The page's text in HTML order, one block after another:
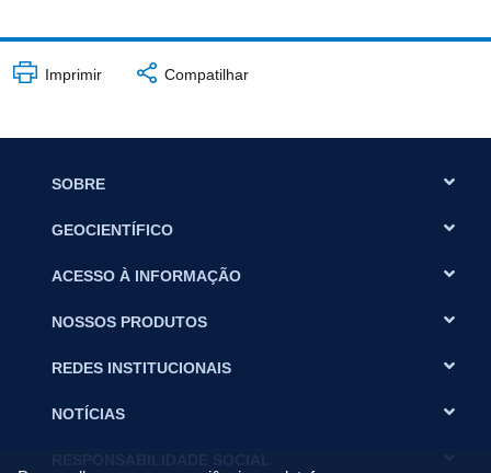
Imprimir Compatilhar
SOBRE
GEOCIENTÍFICO
ACESSO À INFORMAÇÃO
NOSSOS PRODUTOS
REDES INSTITUCIONAIS
NOTÍCIAS